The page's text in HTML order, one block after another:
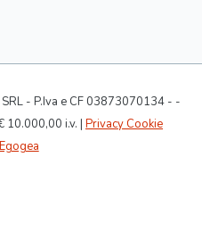
- P.Iva e CF 03873070134 - -
10.000,00 i.v. | Privacy Cookie